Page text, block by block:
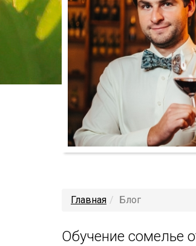
Главная Блог
Обучение сомелье